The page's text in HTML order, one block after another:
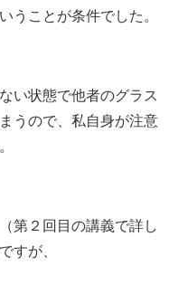
うことが条件でした。
い状態で他者のグラス
うので、私自身が注意
第２回目の講義で詳し
すが、